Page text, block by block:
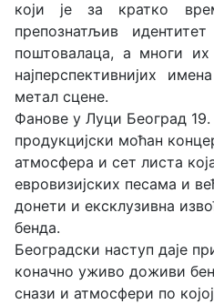
који је за кратко
препознатљив
поштовалаца, а многи
најперспективнијих
метал сцене.
Фанове у Луци Београд 19.
продукцијски моћан
атмосфера и сет листа
евровизијских песама и
донети и ексклузивна
бенда.
Београдски наступ даје
коначно уживо доживи
снази и атмосфери по